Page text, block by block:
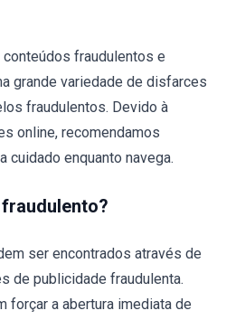
fraudulentos e
grande variedade de disfarces
fraudulentos. Devido à
online, recomendamos
cuidado enquanto navega.
ser encontrados através de
de publicidade fraudulenta.
forçar a abertura imediata de